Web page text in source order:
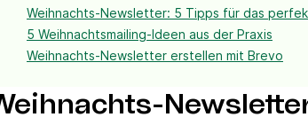
Weihnachts-Newsletter: 5 Tipps für das
5 Weihnachtsmailing-Ideen aus der Praxis
Weihnachts-Newsletter erstellen mit Brevo